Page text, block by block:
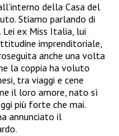
della Casa del
Stiamo parlando di
. Lei ex Miss Italia, lui
imprenditoriale,
anche una volta
la coppia ha voluto
tra viaggi e cene
il loro amore, nato sì
più forte che mai.
annunciato il